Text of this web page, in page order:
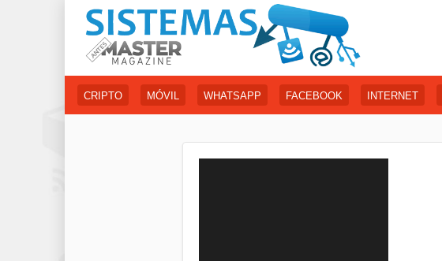
CRIPTO MÓVIL WHATSAPP FACEBOOK INTERNET